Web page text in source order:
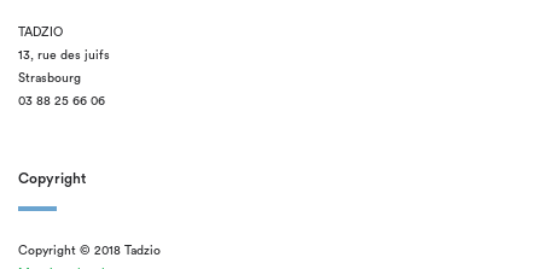
TADZIO
13, rue des juifs
Strasbourg
03 88 25 66 06
Copyright
Copyright © 2018 Tadzio